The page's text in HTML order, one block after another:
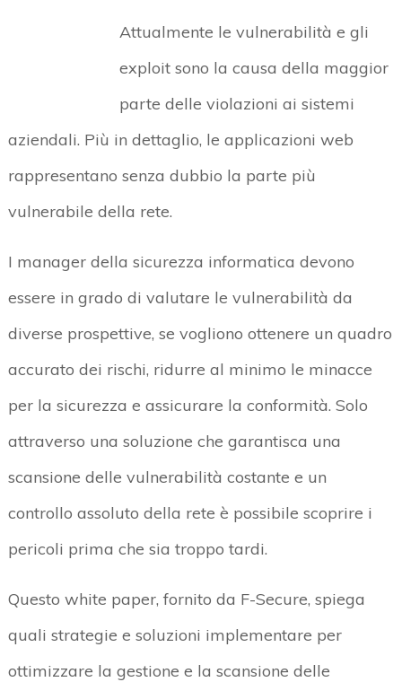
Attualmente le vulnerabilità e gli
exploit sono la causa della maggior
parte delle violazioni ai sistemi
aziendali. Più in dettaglio, le applicazioni web
rappresentano senza dubbio la parte più
vulnerabile della rete.
I manager della sicurezza informatica devono
essere in grado di valutare le vulnerabilità da
diverse prospettive, se vogliono ottenere un quadro
accurato dei rischi, ridurre al minimo le minacce
per la sicurezza e assicurare la conformità. Solo
attraverso una soluzione che garantisca una
scansione delle vulnerabilità costante e un
controllo assoluto della rete è possibile scoprire i
pericoli prima che sia troppo tardi.
Questo white paper, fornito da F-Secure, spiega
quali strategie e soluzioni implementare per
ottimizzare la gestione e la scansione delle